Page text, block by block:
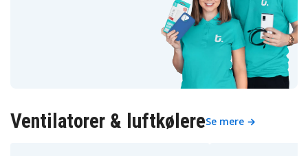
Ventilatorer & luftkølereSe mere →